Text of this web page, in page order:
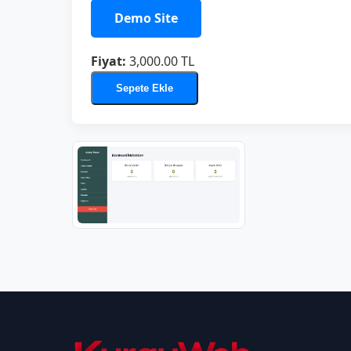
Demo Site
Fiyat: 3,000.00 TL
Sepete Ekle